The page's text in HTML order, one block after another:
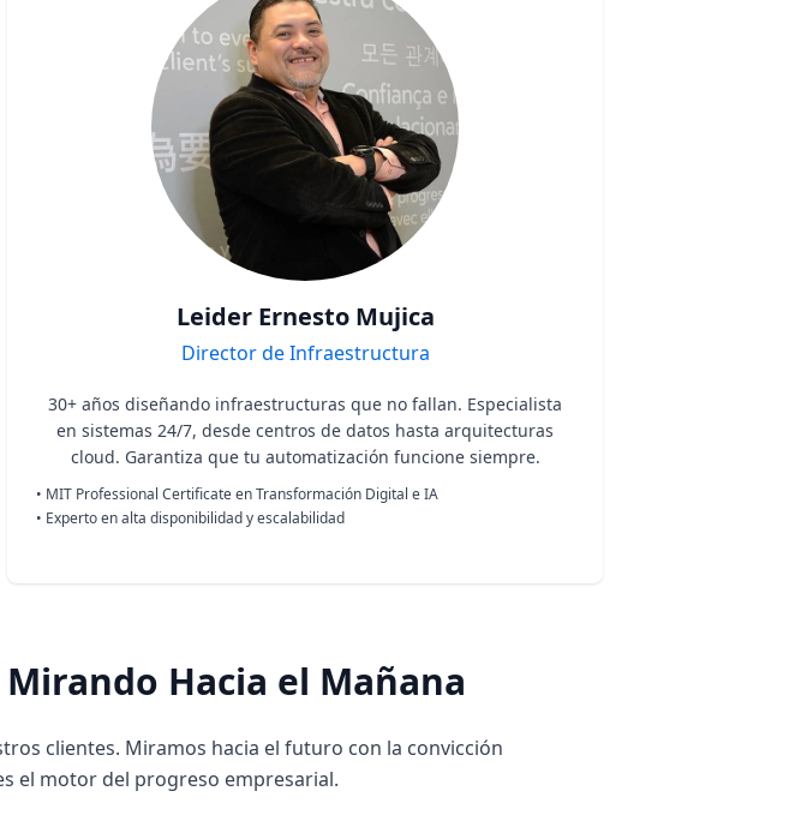
Leider Ernesto Mujica
Director de Infraestructura
30+ años diseñando infraestructuras que no fallan. Especialista
en sistemas 24/7, desde centros de datos hasta arquitecturas
cloud. Garantiza que tu automatización funcione siempre.
• MIT Professional Certificate en Transformación Digital e IA
• Experto en alta disponibilidad y escalabilidad
Hacia el Mañana
clientes. Miramos hacia el futuro con la convicción
el motor del progreso empresarial.